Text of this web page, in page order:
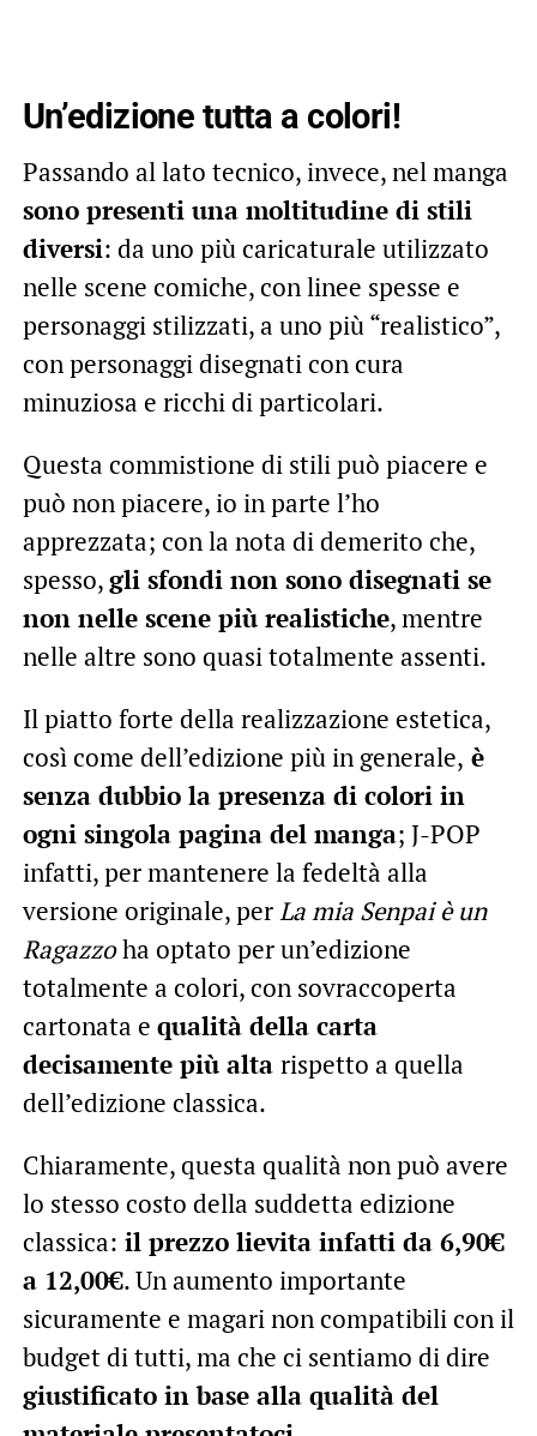
Un’edizione tutta a colori!
Passando al lato tecnico, invece, nel manga
sono presenti una moltitudine di stili
diversi: da uno più caricaturale utilizzato
nelle scene comiche, con linee spesse e
personaggi stilizzati, a uno più “realistico”,
con personaggi disegnati con cura
minuziosa e ricchi di particolari.
Questa commistione di stili può piacere e
può non piacere, io in parte l’ho
apprezzata; con la nota di demerito che,
spesso,gli sfondi non sono disegnati se
non nelle scene più realistiche, mentre
nelle altre sono quasi totalmente assenti.
Il piatto forte della realizzazione estetica,
così come dell’edizione più in generale, è
senza dubbio la presenza di colori in
ogni singola pagina del manga; J-POP
infatti, per mantenere la fedeltà alla
versione originale, perLa mia Senpai è un
Ragazzoha optato per un’edizione
totalmente a colori, con sovraccoperta
cartonata e qualità della carta
decisamente più alta rispetto a quella
dell’edizione classica.
Chiaramente, questa qualità non può avere
lo stesso costo della suddetta edizione
classica: il prezzo lievita infatti da 6,90€
a 12,00€. Un aumento importante
sicuramente e magari non compatibili con il
budget di tutti, ma che ci sentiamo di dire
giustificato in base alla qualità del